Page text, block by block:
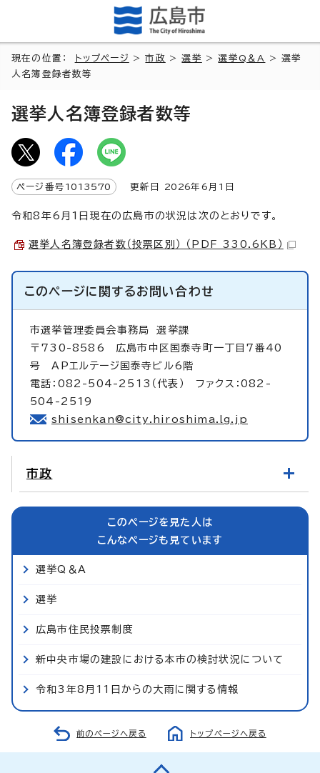
現在の位置： トップページ >市政 >選挙 >選挙Q＆A
> 選挙
人名簿登録者数等
選挙人名簿登録者数等
ページ番号 1013570 更新日 2026年6月1日
令和8年6月1日現在の広島市の状況は次のとおりです。
選挙人名簿登録者数（投票区別） （PDF 330.6KB）
このページに関するお問い合わせ
市選挙管理委員会事務局選挙課
〒730-8586 広島市中区国泰寺町一丁目7番40
号 APエルテージ国泰寺ビル6階
電話：082-504-2513（代表） ファクス：082-
504-2519
shisenkan@city.hiroshima.lg.jp
市政
このページを見た人は
こんなページも見ています
選挙Q＆A
選挙
広島市住民投票制度
新中央市場の建設における本市の検討状況について
令和3年8月11日からの大雨に関する情報
前のページへ戻る トップページへ戻る